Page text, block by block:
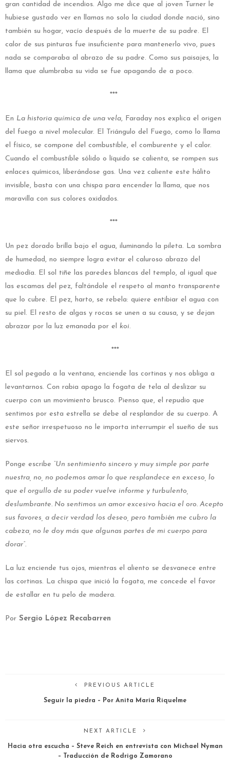
gran cantidad de incendios. Algo me dice que al joven Turner le
hubiese gustado ver en llamas no solo la ciudad donde nació, sino
también su hogar, vacío después de la muerte de su padre. El
calor de sus pinturas fue insuficiente para mantenerlo vivo, pues
nada se comparaba al abrazo de su padre. Como sus paisajes, la
llama que alumbraba su vida se fue apagando de a poco.
***
En La historia química de una vela, Faraday nos explica el origen
del fuego a nivel molecular. El Triángulo del Fuego, como lo llama
el físico, se compone del combustible, el comburente y el calor.
Cuando el combustible sólido o líquido se calienta, se rompen sus
enlaces químicos, liberándose gas. Una vez caliente este hálito
invisible, basta con una chispa para encender la llama, que nos
maravilla con sus colores oxidados.
***
Un pez dorado brilla bajo el agua, iluminando la pileta. La sombra
de humedad, no siempre logra evitar el caluroso abrazo del
mediodía. El sol tiñe las paredes blancas del templo, al igual que
las escamas del pez, faltándole el respeto al manto transparente
que lo cubre. El pez, harto, se rebela: quiere entibiar el agua con
su piel. El resto de algas y rocas se unen a su causa, y se dejan
abrazar por la luz emanada por el koi.
***
El sol pegado a la ventana, enciende las cortinas y nos obliga a
levantarnos. Con rabia apago la fogata de tela al deslizar su
cuerpo con un movimiento brusco. Pienso que, el repudio que
sentimos por esta estrella se debe al resplandor de su cuerpo. A
este señor irrespetuoso no le importa interrumpir el sueño de sus
siervos.
Ponge escribe “Un sentimiento sincero y muy simple por parte
nuestra, no, no podemos amar lo que resplandece en exceso, lo
que el orgullo de su poder vuelve informe y turbulento,
deslumbrante. No sentimos un amor excesivo hacia el oro. Acepto
sus favores, a decir verdad los deseo, pero también me cubro la
cabeza, no le doy más que algunas partes de mi cuerpo para
dorar”.
La luz enciende tus ojos, mientras el aliento se desvanece entre
las cortinas. La chispa que inició la fogata, me concede el favor
de estallar en tu pelo de madera.
Por Sergio López Recabarren
PREVIOUS ARTICLE
Seguir la piedra – Por Anita María Riquelme
NEXT ARTICLE
Hacia otra escucha – Steve Reich en entrevista con Michael Nyman
– Traducción de Rodrigo Zamorano